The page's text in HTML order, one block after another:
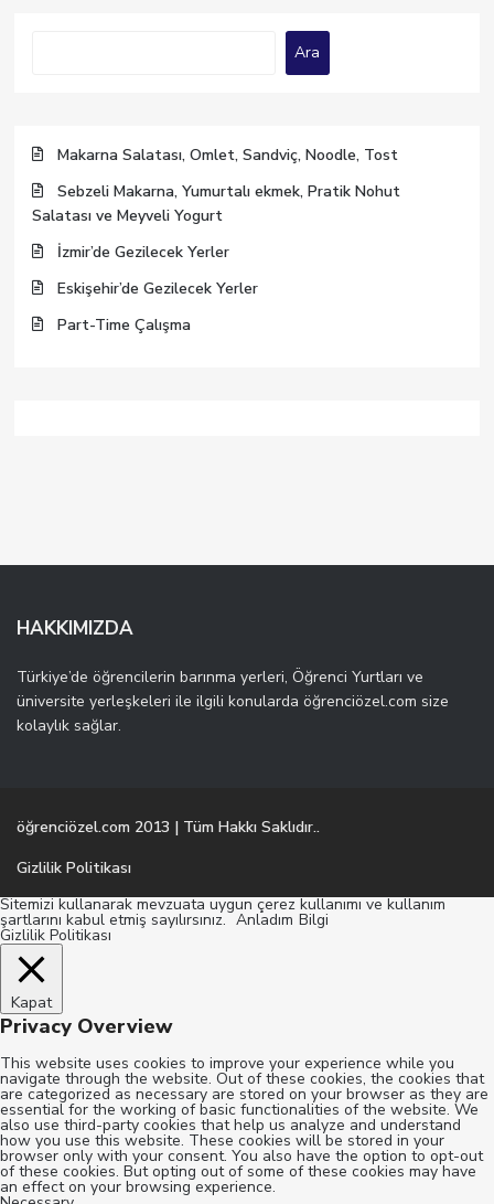
Ara
Makarna Salatası, Omlet, Sandviç, Noodle, Tost
Sebzeli Makarna, Yumurtalı ekmek, Pratik Nohut
Salatası ve Meyveli Yogurt
İzmir’de Gezilecek Yerler
Eskişehir’de Gezilecek Yerler
Part-Time Çalışma
HAKKIMIZDA
Türkiye’de öğrencilerin barınma yerleri, Öğrenci Yurtları ve
üniversite yerleşkeleri ile ilgili konularda öğrenciözel.com size
kolaylık sağlar.
öğrenciözel.com 2013 | Tüm Hakkı Saklıdır..
Gizlilik Politikası
Sitemizi kullanarak mevzuata uygun çerez kullanımı ve kullanım
şartlarını kabul etmiş sayılırsınız. Anladım Bilgi
Gizlilik Politikası
Kapat
Privacy Overview
This website uses cookies to improve your experience while you
navigate through the website. Out of these cookies, the cookies that
are categorized as necessary are stored on your browser as they are
essential for the working of basic functionalities of the website. We
also use third-party cookies that help us analyze and understand
how you use this website. These cookies will be stored in your
browser only with your consent. You also have the option to opt-out
of these cookies. But opting out of some of these cookies may have
an effect on your browsing experience.